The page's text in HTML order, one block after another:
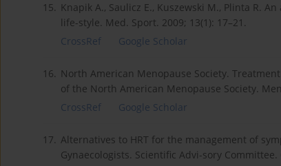
15. Knapik A., Saulicz E., Kuszewski M., Plinta R.
life-style. Med. Sport. 2009; 13(1): 17–21.
CrossRef
Google Scholar
16. North American Menopause Society.
of the North American Menopause Society.
CrossRef
Google Scholar
17. Alternatives to HRT for the management of
Gynaecologists. Scientific Advi-sory